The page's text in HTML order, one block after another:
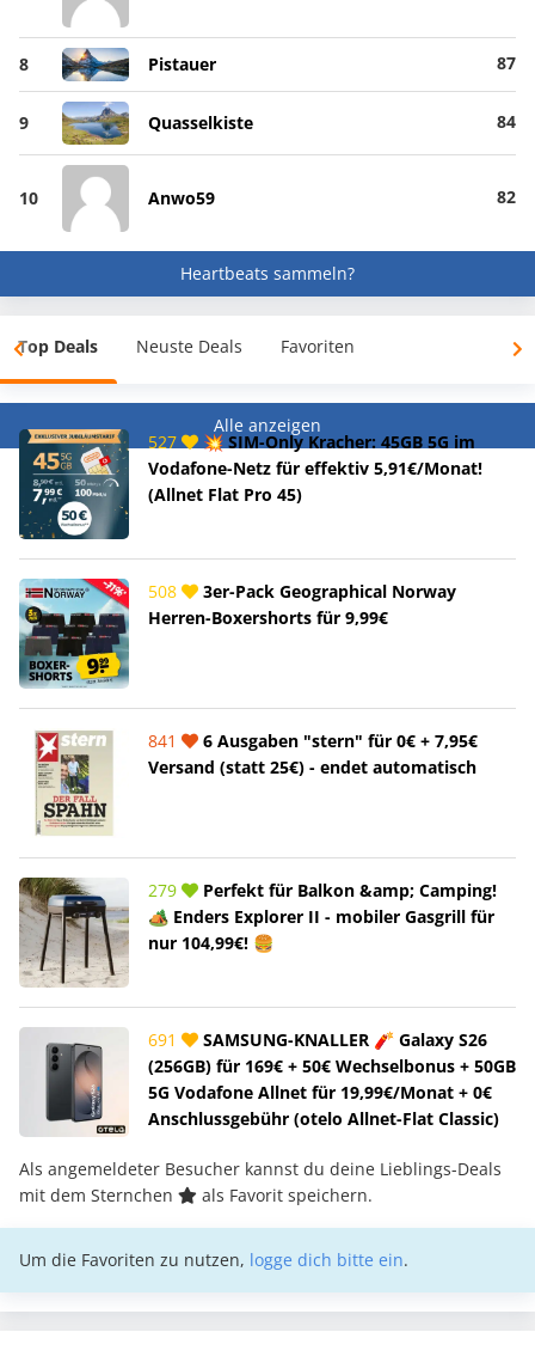
8 Pistauer 87
9 Quasselkiste 84
10 Anwo59 82
Heartbeats sammeln?
Top Deals Neuste Deals Favoriten
Alle anzeigen
527
💥 SIM-Only Kracher: 45GB 5G im
Vodafone-Netz für effektiv 5,91€/Monat!
(Allnet Flat Pro 45)
508
3er-Pack Geographical Norway
Herren-Boxershorts für 9,99€
841
6 Ausgaben "stern" für 0€ + 7,95€
Versand (statt 25€) - endet automatisch
279
Perfekt für Balkon &amp; Camping!
🏕️ Enders Explorer II - mobiler Gasgrill für
nur 104,99€! 🍔
691
SAMSUNG-KNALLER 🧨 Galaxy S26
(256GB) für 169€ + 50€ Wechselbonus + 50GB
5G Vodafone Allnet für 19,99€/Monat + 0€
Anschlussgebühr (otelo Allnet-Flat Classic)
Als angemeldeter Besucher kannst du deine Lieblings-Deals
mit dem Sternchen
als Favorit speichern.
Um die Favoriten zu nutzen, logge dich bitte ein.